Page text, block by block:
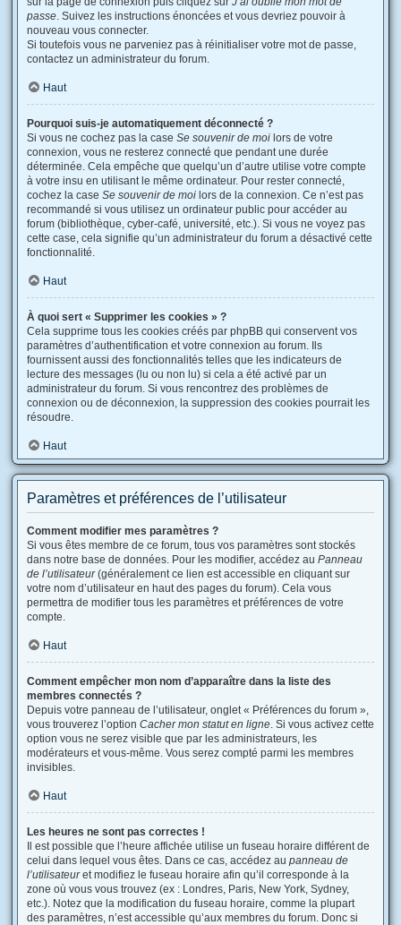
passe. Suivez les instructions énoncées et vous devriez pouvoir à
nouveau vous connecter.
Si toutefois vous ne parveniez pas à réinitialiser votre mot de passe,
contactez un administrateur du forum.
Haut
Pourquoi suis-je automatiquement déconnecté ?
Si vous ne cochez pas la case Se souvenir de moi lors de votre
connexion, vous ne resterez connecté que pendant une durée
déterminée. Cela empêche que quelqu’un d’autre utilise votre compte
à votre insu en utilisant le même ordinateur. Pour rester connecté,
cochez la case Se souvenir de moi lors de la connexion. Ce n’est pas
recommandé si vous utilisez un ordinateur public pour accéder au
forum (bibliothèque, cyber-café, université, etc.). Si vous ne voyez pas
cette case, cela signifie qu’un administrateur du forum a désactivé cette
fonctionnalité.
Haut
À quoi sert « Supprimer les cookies » ?
Cela supprime tous les cookies créés par phpBB qui conservent vos
paramètres d’authentification et votre connexion au forum. Ils
fournissent aussi des fonctionnalités telles que les indicateurs de
lecture des messages (lu ou non lu) si cela a été activé par un
administrateur du forum. Si vous rencontrez des problèmes de
connexion ou de déconnexion, la suppression des cookies pourrait les
résoudre.
Haut
Paramètres et préférences de l’utilisateur
Comment modifier mes paramètres ?
Si vous êtes membre de ce forum, tous vos paramètres sont stockés
dans notre base de données. Pour les modifier, accédez au Panneau
de l’utilisateur(généralement ce lien est accessible en cliquant sur
votre nom d’utilisateur en haut des pages du forum). Cela vous
permettra de modifier tous les paramètres et préférences de votre
compte.
Haut
Comment empêcher mon nom d’apparaître dans la liste des
membres connectés ?
Depuis votre panneau de l’utilisateur, onglet « Préférences du forum »,
vous trouverez l’option Cacher mon statut en ligne. Si vous activez cette
option vous ne serez visible que par les administrateurs, les
modérateurs et vous-même. Vous serez compté parmi les membres
invisibles.
Haut
Les heures ne sont pas correctes !
Il est possible que l’heure affichée utilise un fuseau horaire différent de
celui dans lequel vous êtes. Dans ce cas, accédez au panneau de
l’utilisateuret modifiez le fuseau horaire afin qu’il corresponde à la
zone où vous vous trouvez (ex : Londres, Paris, New York, Sydney,
etc.). Notez que la modification du fuseau horaire, comme la plupart
des paramètres, n’est accessible qu’aux membres du forum. Donc si